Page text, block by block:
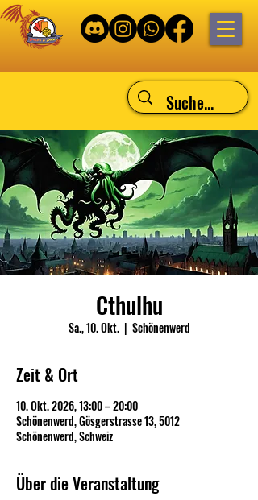
Cthulhu
Sa., 10. Okt.
  |
Schönenwerd
Zeit & Ort
10. Okt. 2026, 13:00 – 20:00
Schönenwerd, Gösgerstrasse 13, 5012
Schönenwerd, Schweiz
Über die Veranstaltung